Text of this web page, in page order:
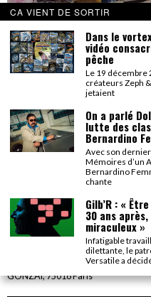
Parce que seul le détail compte,
savent beaucoup sur très peu
cuisson des biftecks).
desk
Edité par GONZAÏ MEDIA. Pour
GONZAÏ, 75018 Paris
CA VIENT DE SORTIR
Dans le
vidéo
pêche
Le 19 décembre
créateurs Zeph
jetaient
On a parlé
lutte des
Bernardino
Avec son
Mémoires d’un
Bernardino
chante
Gilb’R : «
30 ans après,
miraculeux »
Infatigable
dilettante, le
Versatile a